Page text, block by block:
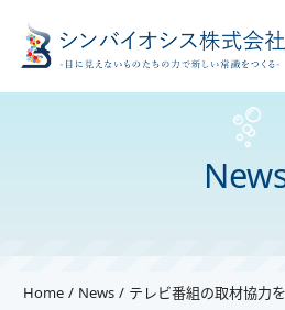
Home News テレビ番組の取材協力